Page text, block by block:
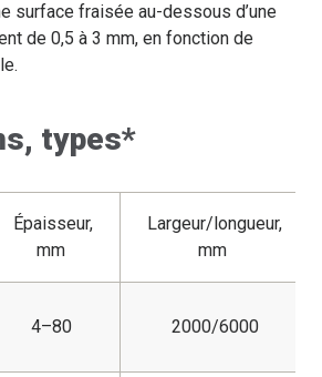
surface fraisée au-dessous d’une
de 0,5 à 3 mm, en fonction de
types*
Épaisseur,
mm
Largeur/longueur,
mm
4–80 2000/6000